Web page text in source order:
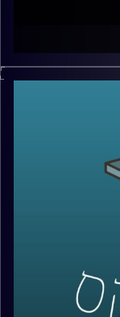
בעשורים
מתארת
העלייה
כיצד רובוט
כבר